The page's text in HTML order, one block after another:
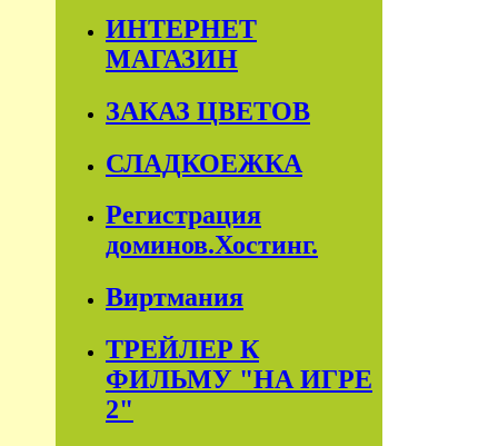
ИНТЕРНЕТ
МАГАЗИН
ЗАКАЗ ЦВЕТОВ
СЛАДКОЕЖКА
Регистрация
доминов.Хостинг.
Виртмания
ТРЕЙЛЕР К
ФИЛЬМУ "НА ИГРЕ
2"